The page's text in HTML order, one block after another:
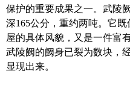
保护的重要成果之一。武陵
深165公分，重约两吨。它
屋的具体风貌，又是一件富
武陵阙的阙身已裂为数块，
显现出来。